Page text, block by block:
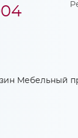
Мебельный